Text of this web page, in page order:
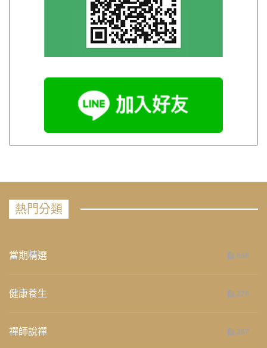
熱門分類
當期精選 658
健康養生 276
禪師說禪 267